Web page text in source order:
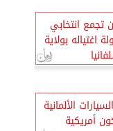
تجمع انتخابي
بولاية
الألمانية
أمريكية